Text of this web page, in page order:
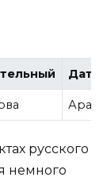
русского
немного